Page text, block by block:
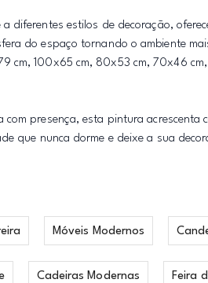
diferentes estilos de decoração,
do espaço tornando o ambiente
cm, 100x65 cm, 80x53 cm, 70x46
presença, esta pintura
que nunca dorme e deixe a sua
Móveis Modernos
Cadeiras Modernas Feira